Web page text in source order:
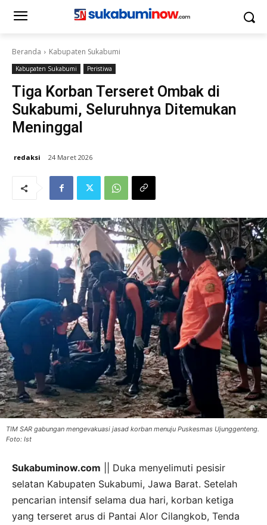
Beranda Kabupaten Sukabumi
Kabupaten Sukabumi Peristiwa
Tiga Korban Terseret Ombak di
Sukabumi, Seluruhnya Ditemukan
Meninggal
redaksi 24 Maret 2026
TIM SAR gabungan mengevakuasi jasad korban menuju Puskesmas Ujunggenteng.
Foto: Ist
Sukabuminow.com || Duka menyelimuti pesisir
selatan Kabupaten Sukabumi, Jawa Barat. Setelah
pencarian intensif selama dua hari, korban ketiga
yang terseret arus di Pantai Alor Cilangkob, Tenda